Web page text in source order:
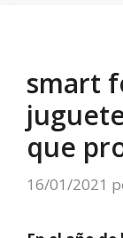
smart
que
16/01/2021